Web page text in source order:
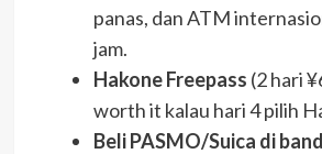
panas, dan ATM
jam.
Hakone Freepass (2 hari
worth it kalau hari 4 pilih
Beli PASMO/Suica di